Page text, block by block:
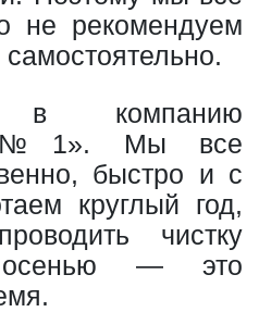
не рекомендуем
в компанию
№1». Мы все
быстро и с
круглый год,
чистку
— это